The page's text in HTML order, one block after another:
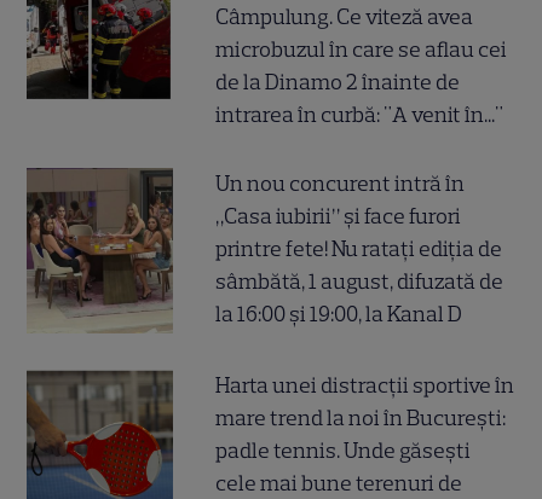
Câmpulung. Ce viteză avea
microbuzul în care se aflau cei
de la Dinamo 2 înainte de
intrarea în curbă: "A venit în..."
Un nou concurent intră în
„Casa iubirii” și face furori
printre fete! Nu ratați ediția de
sâmbătă, 1 august, difuzată de
la 16:00 și 19:00, la Kanal D
Harta unei distracții sportive în
mare trend la noi în București:
padle tennis. Unde găsești
cele mai bune terenuri de